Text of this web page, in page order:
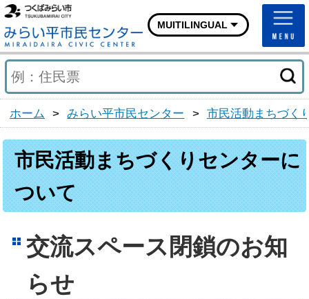
みらい平市民センター
つくばみらい市ホームページ
MUITILINGUAL
ホーム > みらい平市民センター > 市民活動まちづく
市民活動まちづくりセンターに
ついて
交流スペース閉鎖のお知
らせ